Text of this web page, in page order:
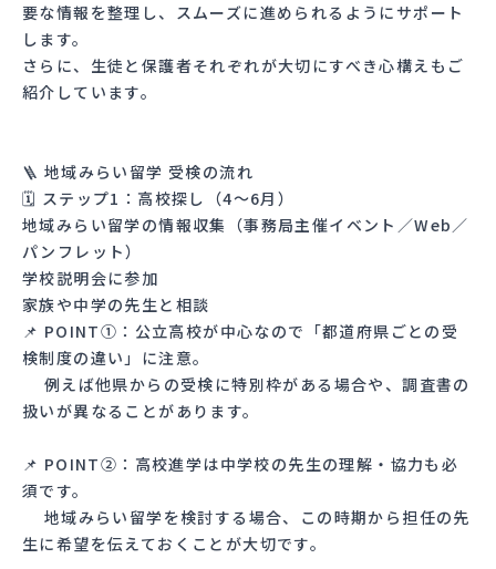
要な情報を整理し、スムーズに進められるようにサポート
します。
さらに、生徒と保護者それぞれが大切にすべき心構えもご
紹介しています。
🪜 地域みらい留学 受検の流れ
🗓 ステップ1：高校探し（4〜6月）
地域みらい留学の情報収集（事務局主催イベント／Web／
パンフレット）
学校説明会に参加
家族や中学の先生と相談
📌 POINT①：公立高校が中心なので「都道府県ごとの受
検制度の違い」に注意。
例えば他県からの受検に特別枠がある場合や、調査書の
扱いが異なることがあります。
📌 POINT②：高校進学は中学校の先生の理解・協力も必
須です。
地域みらい留学を検討する場合、この時期から担任の先
生に希望を伝えておくことが大切です。